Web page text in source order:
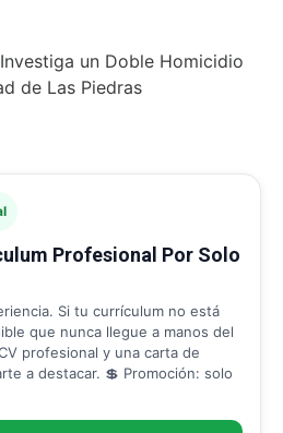
un Doble Homicidio
de Las Piedras
Profesional Por Solo
Si tu currículum no está
que nunca llegue a manos del
profesional y una carta de
a destacar. 💲 Promoción: solo